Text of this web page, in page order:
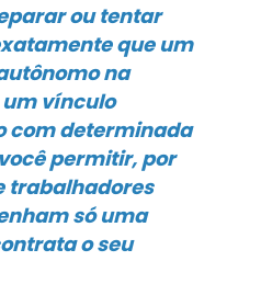
ou tentar
que um
na
vínculo
com determinada
permitir, por
trabalhadores
só uma
o seu